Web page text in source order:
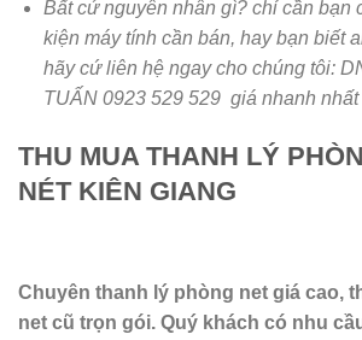
Bất cứ nguyên nhân gì? chỉ cần bạn
kiện máy tính cần bán, hay bạn biết
hãy cứ liên hệ ngay cho chúng tôi:
TUẤN 0923 529 529 giá nhanh nhất
THU MUA THANH LÝ
NÉT KIÊN GIANG
Chuyên thanh lý phòng net giá cao,
net cũ trọn gói. Quý khách có nhu